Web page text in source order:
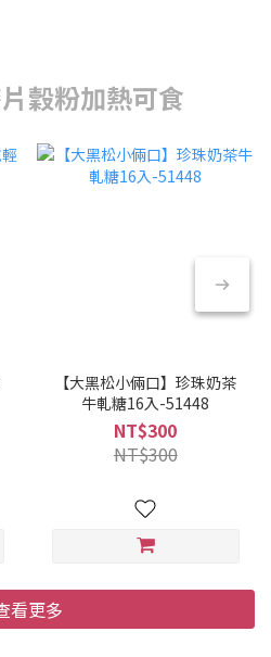
穀粉加熱可食
【大黑松小倆口】珍珠奶茶
牛軋糖16入-51448
NT$300
NT$300
看更多